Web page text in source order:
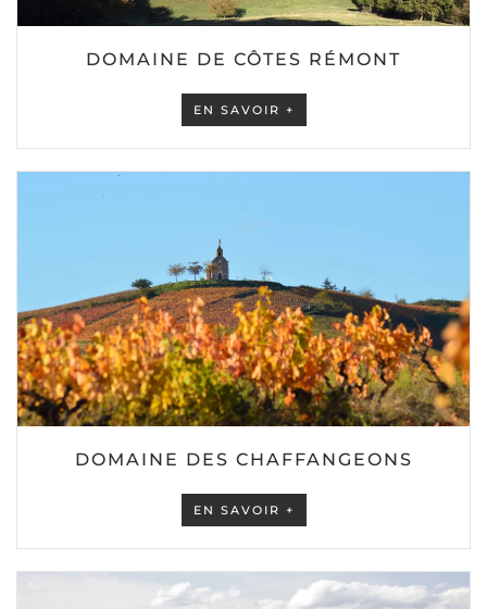
DOMAINE DE CÔTES RÉMONT
EN SAVOIR +
DOMAINE DES CHAFFANGEONS
EN SAVOIR +